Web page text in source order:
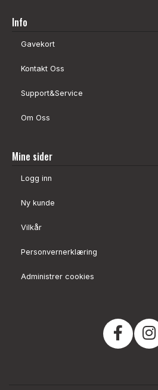
Info
Gavekort
Kontakt Oss
Support&Service
Om Oss
Mine sider
Logg inn
Ny kunde
Vilkår
Personvernerklæring
Administrer cookies